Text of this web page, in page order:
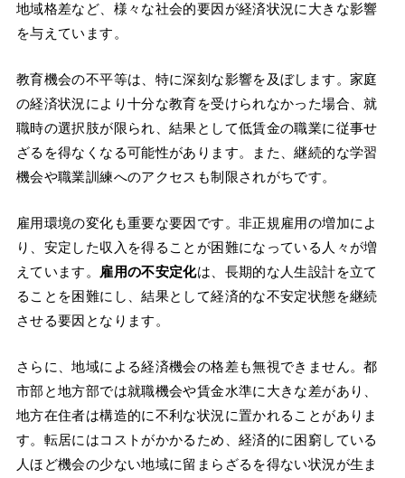
地域格差など、様々な社会的要因が経済状況に大きな影響
を与えています。
教育機会の不平等は、特に深刻な影響を及ぼします。家庭
の経済状況により十分な教育を受けられなかった場合、就
職時の選択肢が限られ、結果として低賃金の職業に従事せ
ざるを得なくなる可能性があります。また、継続的な学習
機会や職業訓練へのアクセスも制限されがちです。
雇用環境の変化も重要な要因です。非正規雇用の増加によ
り、安定した収入を得ることが困難になっている人々が増
えています。
雇用の不安定化は、長期的な人生設計を立て
ることを困難にし、結果として経済的な不安定状態を継続
させる要因となります。
さらに、地域による経済機会の格差も無視できません。都
市部と地方部では就職機会や賃金水準に大きな差があり、
地方在住者は構造的に不利な状況に置かれることがありま
す。転居にはコストがかかるため、経済的に困窮している
人ほど機会の少ない地域に留まらざるを得ない状況が生ま